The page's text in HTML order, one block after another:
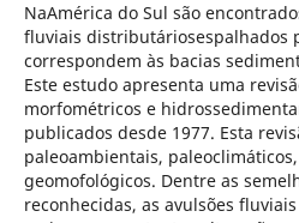
NaAmérica do Sul são
fluviais distributáriosespalhados
correspondem às bacias
Este estudo apresenta uma
morfométricos e
publicados desde 1977. Esta
paleoambientais,
geomofológicos. Dentre as
reconhecidas, as avulsões